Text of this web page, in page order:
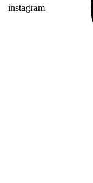
instagram